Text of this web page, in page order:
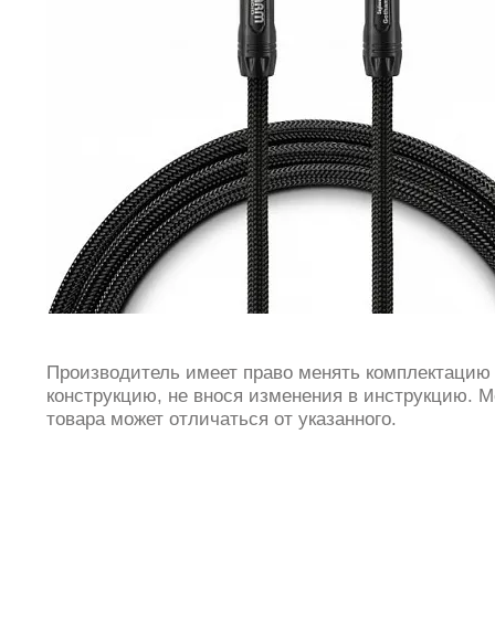
Производитель имеет право менять
конструкцию, не внося изменения в инструкцию.
товара может отличаться от указанного.